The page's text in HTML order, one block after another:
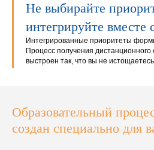
Не выбирайте
интегрируйте вместе
Интегрированные приоритеты
Процесс получения
выстроен так, что вы не
Образовательный
создан специально для